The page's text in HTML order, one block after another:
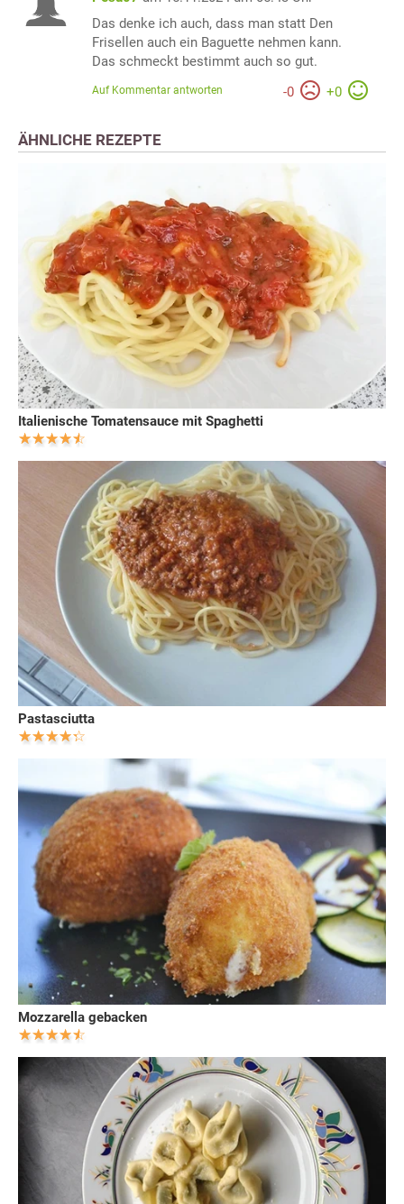
Das denke ich auch, dass man statt Den
Frisellen auch ein Baguette nehmen kann.
Das schmeckt bestimmt auch so gut.
-0 +0
Auf Kommentar antworten
ÄHNLICHE REZEPTE
Italienische Tomatensauce mit Spaghetti
Pastasciutta
Mozzarella gebacken